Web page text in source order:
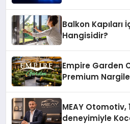
Balkon Kapıları
Hangisidir?
Empire Garden
Premium
MEAY Otomotiv,
deneyimiyle